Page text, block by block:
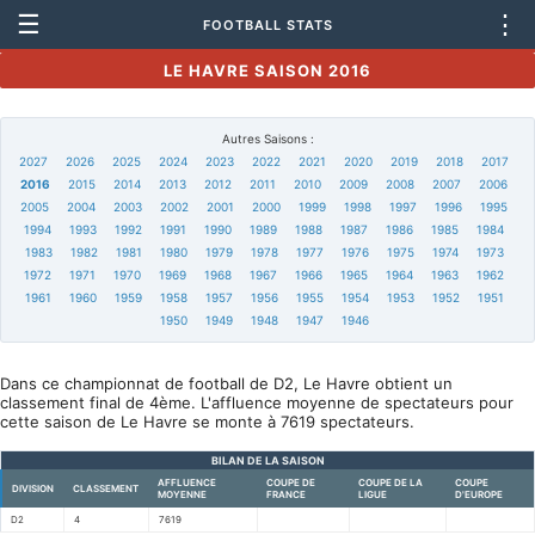
☰ FOOTBALL STATS ⋮
LE HAVRE SAISON 2016
Autres Saisons :
2027
2026 2025 2024 2023 2022 2021 2020 2019 2018
2017
2016
2015 2014 2013 2012 2011 2010 2009 2008 2007
2006
2005
2004 2003 2002 2001 2000 1999 1998 1997 1996
1995
1994
1993 1992 1991 1990 1989 1988 1987 1986 1985
1984
1983
1982 1981 1980 1979 1978 1977 1976 1975 1974
1973
1972
1971 1970 1969 1968 1967 1966 1965 1964 1963
1962
1961
1960 1959 1958 1957 1956 1955 1954 1953 1952
1951
1950
1949 1948 1947 1946
Dans ce championnat de football de D2, Le Havre obtient un
classement final de 4ème. L'affluence moyenne de spectateurs pour
cette saison de Le Havre se monte à 7619 spectateurs.
BILAN DE LA SAISON
DIVISION CLASSEMENT
AFFLUENCE
MOYENNE
COUPE DE
FRANCE
COUPE DE LA
LIGUE
COUPE
D'EUROPE
D2 4 7619